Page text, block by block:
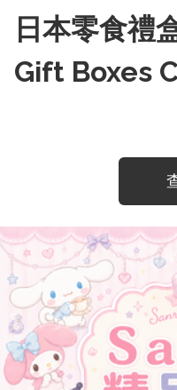
日本零食禮
Gift Boxes